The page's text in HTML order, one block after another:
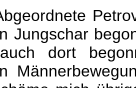
Jungschar
dort